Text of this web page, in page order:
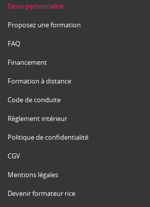
Devis personnalisé
Proposez une formation
FAQ
Financement
Formation à distance
Code de conduite
Règlement intérieur
Politique de confidentialité
CGV
Mentions légales
Devenir formateur·rice